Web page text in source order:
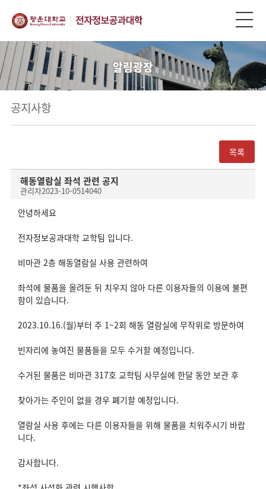
알림광장
공지사항
목록
해동열람실 좌석 관련 공지
관리자2023-10-0514040
안녕하세요
전자정보공과대학 교학팀 입니다.
비마관 2층 해동열람실 사용 관련하여
좌석에 물품을 올려둔 뒤 치우지 않아 다른 이용자들의 이용에 불편
함이 있습니다.
2023.10.16.(월)부터 주 1~2회 해동 열람실에 무작위로 방문하여
빈자리에 놓여진 물품들을 모두 수거할 예정입니다.
수거된 물품은 비마관 317호 교학팀 사무실에 한달 동안 보관 후
찾아가는 주인이 없을 경우 폐기할 예정입니다.
열람실 사용 후에는 다른 이용자들을 위해 물품을 치워주시기 바랍
니다.
감사합니다.